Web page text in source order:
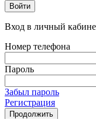
Войти
Вход в личный
Номер телефона
Пароль
Забыл пароль
Регистрация
Продолжить